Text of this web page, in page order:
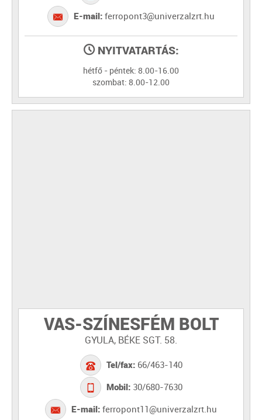
E-mail: ferropont3@univerzalzrt.hu
NYITVATARTÁS:
hétfő - péntek: 8.00-16.00
szombat: 8.00-12.00
VAS-SZÍNESFÉM BOLT
GYULA, BÉKE SGT. 58.
Tel/fax: 66/463-140
Mobil: 30/680-7630
E-mail: ferropont11@univerzalzrt.hu